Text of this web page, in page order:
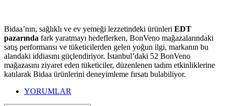
Bidaa’nın, sağlıklı ve ev yemeği lezzetindeki ürünleri EDT
pazarında fark yaratmayı hedeflerken, BonVeno mağazalarındaki
satış performansı ve tüketicilerden gelen yoğun ilgi, markanın bu
alandaki iddiasını güçlendiriyor. İstanbul’daki 52 BonVeno
mağazasını ziyaret eden tüketiciler, düzenlenen tadım etkinliklerine
katılarak Bidaa ürünlerini deneyimleme fırsatı bulabiliyor.
YORUMLAR